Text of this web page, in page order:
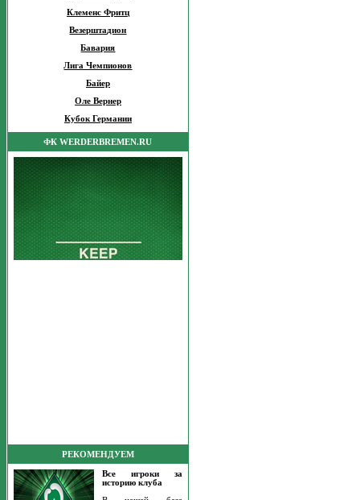
Клеменс Фритц
Везерштадион
Бавария
Лига Чемпионов
Байер
Оле Вернер
Кубок Германии
ФК WERDERBREMEN.RU
РЕКОМЕНДУЕМ
Все игроки за
историю клуба